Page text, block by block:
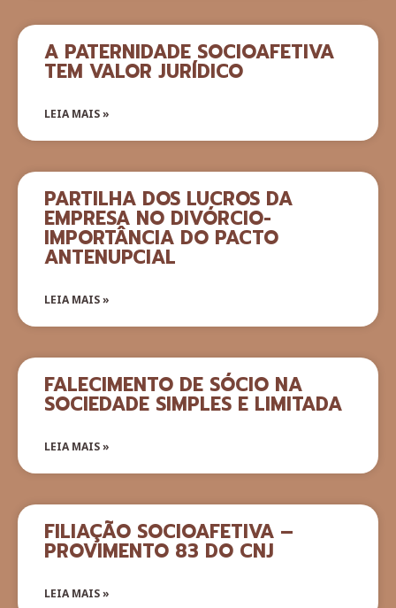
A PATERNIDADE SOCIOAFETIVA
TEM VALOR JURÍDICO
LEIA MAIS »
PARTILHA DOS LUCROS DA
EMPRESA NO DIVÓRCIO-
IMPORTÂNCIA DO PACTO
ANTENUPCIAL
LEIA MAIS »
FALECIMENTO DE SÓCIO NA
SOCIEDADE SIMPLES E LIMITADA
LEIA MAIS »
FILIAÇÃO SOCIOAFETIVA –
PROVIMENTO 83 DO CNJ
LEIA MAIS »